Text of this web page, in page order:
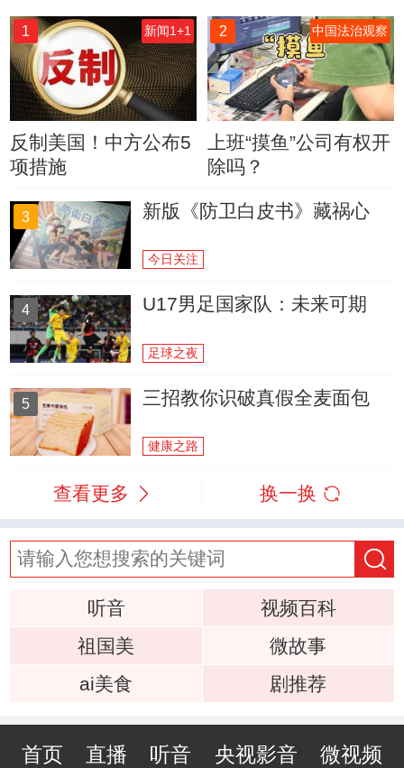
1 新闻1+1
反制美国！中方公布5
项措施
2 中国法治观察
上班“摸鱼”公司有权开
除吗？
3 新版《防卫白皮书》藏祸心
今日关注
4 U17男足国家队：未来可期
足球之夜
5 三招教你识破真假全麦面包
健康之路
查看更多 换一换
听音
视频百科
祖国美
微故事
ai美食
剧推荐
首页 直播 听音 央视影音 微视频